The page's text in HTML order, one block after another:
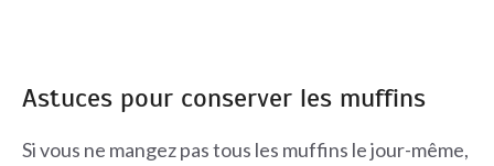
Astuces pour conserver les muffins
Si vous ne mangez pas tous les muffins le jour-même,